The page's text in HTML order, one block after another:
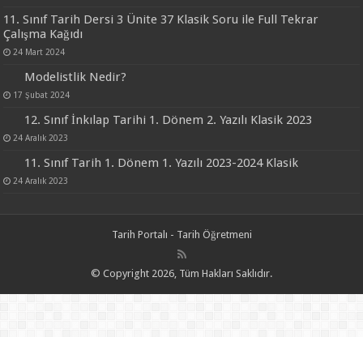
11. Sınıf Tarih Dersi 3 Ünite 37 Klasik Soru ile Full Tekrar
Çalışma Kağıdı
24 Mart 2024
Modelistlik Nedir?
17 Şubat 2024
12. Sınıf İnkılap Tarihi 1. Dönem 2. Yazılı Klasik 2023
24 Aralık 2023
11. Sınıf Tarih 1. Dönem 1. Yazılı 2023-2024 Klasik
24 Aralık 2023
Tarih Portalı - Tarih Öğretmeni
© Copyright 2026, Tüm Hakları Saklıdır.